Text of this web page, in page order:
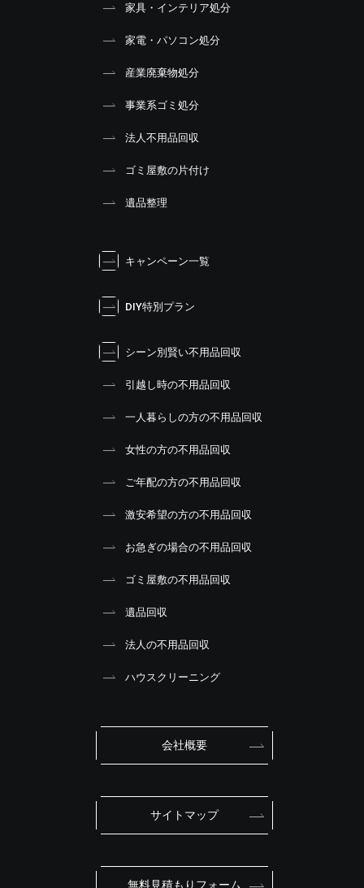
家具・インテリア処分
家電・パソコン処分
産業廃棄物処分
事業系ゴミ処分
法人不用品回収
ゴミ屋敷の片付け
遺品整理
キャンペーン一覧
DIY特別プラン
シーン別賢い不用品回収
引越し時の不用品回収
一人暮らしの方の不用品回収
女性の方の不用品回収
ご年配の方の不用品回収
激安希望の方の不用品回収
お急ぎの場合の不用品回収
ゴミ屋敷の不用品回収
遺品回収
法人の不用品回収
ハウスクリーニング
会社概要
サイトマップ
無料見積もりフォーム